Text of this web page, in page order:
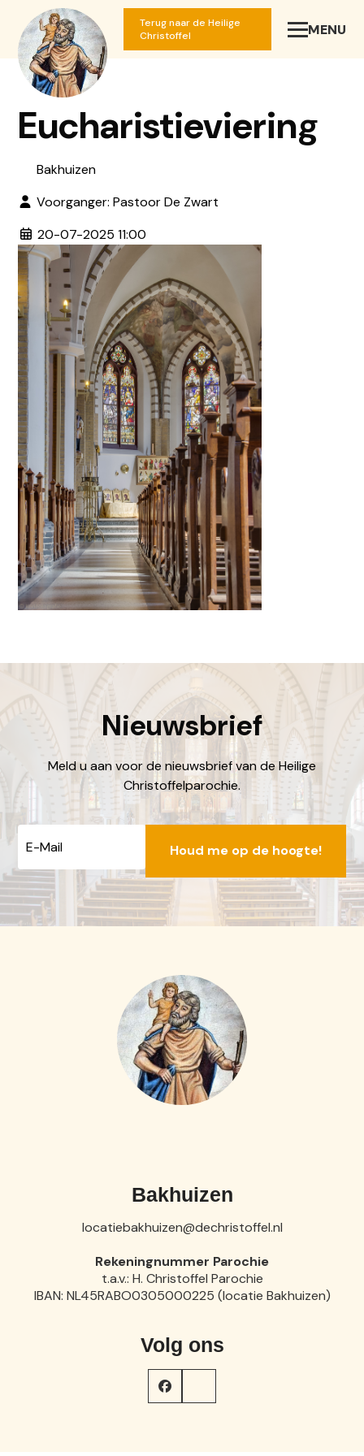
Terug naar de Heilige
Christoffel
MENU
SLUIT
locatiebakhuizen@dechristoffel.nl
Eucharistieviering
Bakhuizen
Voorganger: Pastoor De Zwart
20-07-2025 11:00
Nieuwsbrief
Meld u aan voor de nieuwsbrief van de Heilige
Christoffelparochie.
Bakhuizen
locatiebakhuizen@dechristoffel.nl
Rekeningnummer Parochie
t.a.v.: H. Christoffel Parochie
IBAN: NL45RABO0305000225 (locatie Bakhuizen)
Volg ons